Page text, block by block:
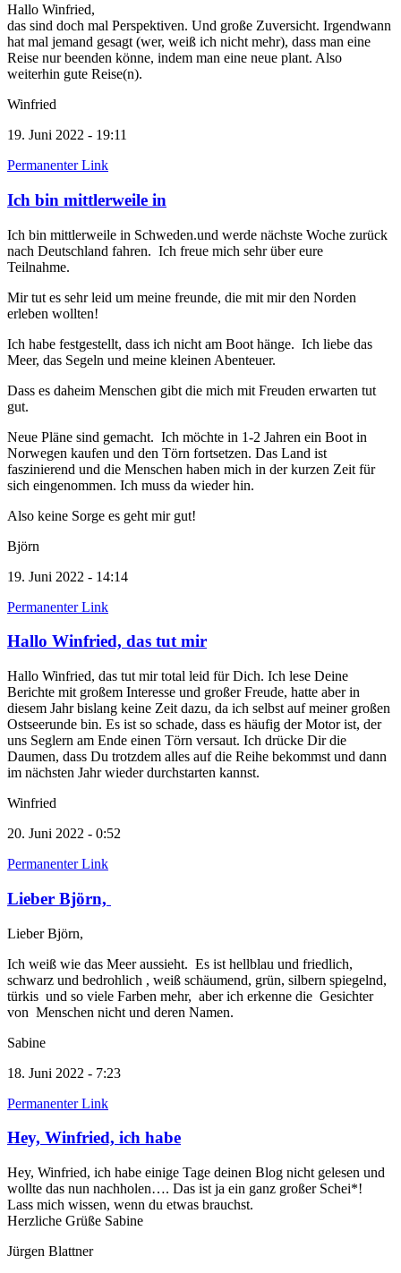
Hallo Winfried,
das sind doch mal Perspektiven. Und große Zuversicht. Irgendwann
hat mal jemand gesagt (wer, weiß ich nicht mehr), dass man eine
Reise nur beenden könne, indem man eine neue plant. Also
weiterhin gute Reise(n).
Winfried
19. Juni 2022 - 19:11
Permanenter Link
Ich bin mittlerweile in
Ich bin mittlerweile in Schweden.und werde nächste Woche zurück
nach Deutschland fahren. Ich freue mich sehr über eure
Teilnahme.
Mir tut es sehr leid um meine freunde, die mit mir den Norden
erleben wollten!
Ich habe festgestellt, dass ich nicht am Boot hänge. Ich liebe das
Meer, das Segeln und meine kleinen Abenteuer.
Dass es daheim Menschen gibt die mich mit Freuden erwarten tut
gut.
Neue Pläne sind gemacht. Ich möchte in 1-2 Jahren ein Boot in
Norwegen kaufen und den Törn fortsetzen. Das Land ist
faszinierend und die Menschen haben mich in der kurzen Zeit für
sich eingenommen. Ich muss da wieder hin.
Also keine Sorge es geht mir gut!
Björn
19. Juni 2022 - 14:14
Permanenter Link
Hallo Winfried, das tut mir
Hallo Winfried, das tut mir total leid für Dich. Ich lese Deine
Berichte mit großem Interesse und großer Freude, hatte aber in
diesem Jahr bislang keine Zeit dazu, da ich selbst auf meiner großen
Ostseerunde bin. Es ist so schade, dass es häufig der Motor ist, der
uns Seglern am Ende einen Törn versaut. Ich drücke Dir die
Daumen, dass Du trotzdem alles auf die Reihe bekommst und dann
im nächsten Jahr wieder durchstarten kannst.
Winfried
20. Juni 2022 - 0:52
Permanenter Link
Lieber Björn,
Lieber Björn,
Ich weiß wie das Meer aussieht. Es ist hellblau und friedlich,
schwarz und bedrohlich , weiß schäumend, grün, silbern spiegelnd,
türkis und so viele Farben mehr, aber ich erkenne die Gesichter
von Menschen nicht und deren Namen.
Sabine
18. Juni 2022 - 7:23
Permanenter Link
Hey, Winfried, ich habe
Hey, Winfried, ich habe einige Tage deinen Blog nicht gelesen und
wollte das nun nachholen…. Das ist ja ein ganz großer Schei*!
Lass mich wissen, wenn du etwas brauchst.
Herzliche Grüße Sabine
Jürgen Blattner